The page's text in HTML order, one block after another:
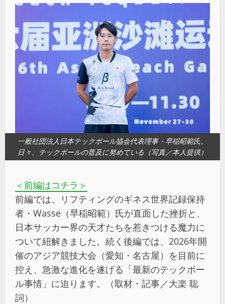
一般社団法人日本テックボール協会代表理事・早稲昭範氏。
日々、テックボールの普及に努めている（写真／本人提供）
＜前編はコチラ＞
前編では、リフティングのギネス世界記録保持
者・Wasse（早稲昭範）氏が直面した挫折と、
日本サッカー界の天才たちを惹きつける魔力に
ついて紐解きました。続く後編では、2026年開
催のアジア競技大会（愛知・名古屋）を目前に
控え、急激な進化を遂げる「最新のテックボー
ル事情」に迫ります。（取材・記事／大楽 聡
詞）